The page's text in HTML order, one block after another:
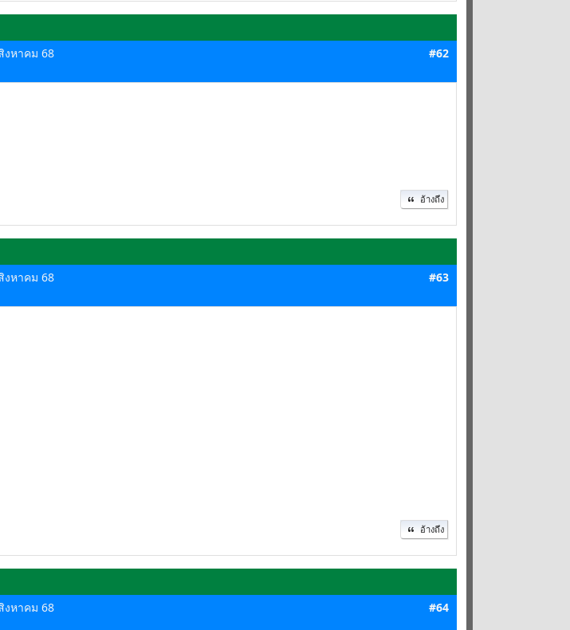
งหาคม 68
#62
อ้างถึง
งหาคม 68
#63
อ้างถึง
งหาคม 68
#64